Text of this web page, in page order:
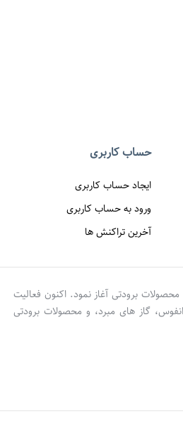
حساب کاربری
ایجاد حساب کاربری
ورود به حساب کاربری
آخرین تراکنش ها
در راستای افزایش کیفیت مارکت محصولات برودتی آغاز نمود. اکنون فعالیت
گاز های مبرد، و محصولات برودتی